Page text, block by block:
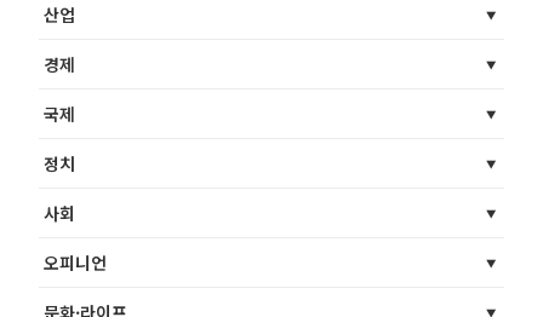
산업
경제
국제
정치
사회
오피니언
문화·라이프